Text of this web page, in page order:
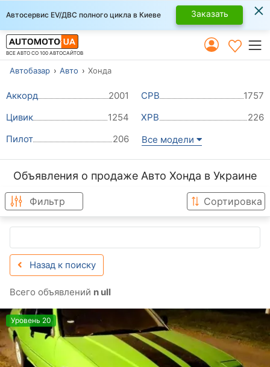
Автосервис EV/ДВС полного цикла в Киеве Заказать ×
ВСЕ АВТО СО 100 АВТОСАЙТОВ
Автобазар Авто Хонда
Аккорд 2001 СРВ
1757
Цивик
1254 ХРВ
226
Пилот
206 Все модели
Объявления о продаже Авто Хонда в Украине
Фильтр Сортировка
Назад к поиску
Всего объявлений n ull
Уровень 20